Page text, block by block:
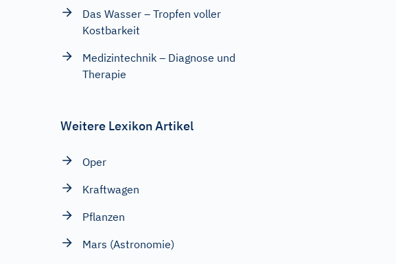
Das Wasser – Tropfen voller
Kostbarkeit
Medizintechnik – Diagnose und
Therapie
Weitere Lexikon Artikel
Oper
Kraftwagen
Pflanzen
Mars (Astronomie)